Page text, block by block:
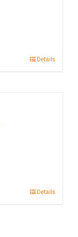
Details
Details